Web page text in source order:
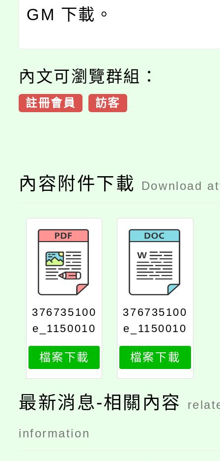
GM 下載。
內文可瀏覽群組：
註冊會員 訪客
內容附件下載 Download
376735100
e_1150010
418_attach
2
檔案下載
376735100
e_1150010
418_attach
1
檔案下載
最新消息-相關內容
information